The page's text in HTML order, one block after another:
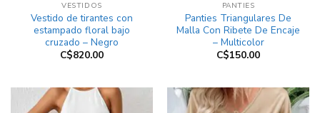
VESTIDOS
Vestido de tirantes con
estampado floral bajo
cruzado – Negro
C$820.00
PANTIES
Panties Triangulares De
Malla Con Ribete De Encaje
– Multicolor
C$150.00